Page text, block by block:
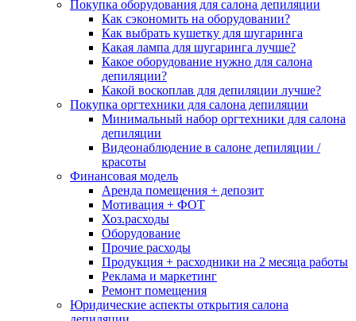
Покупка оборудования для салона депиляции
Как сэкономить на оборудовании?
Как выбрать кушетку для шугаринга
Какая лампа для шугаринга лучше?
Какое оборудование нужно для салона
депиляции?
Какой воскоплав для депиляции лучше?
Покупка оргтехники для салона депиляции
Минимальный набор оргтехники для салона
депиляции
Видеонаблюдение в салоне депиляции /
красоты
Финансовая модель
Аренда помещения + депозит
Мотивация + ФОТ
Хоз.расходы
Оборудование
Прочие расходы
Продукция + расходники на 2 месяца работы
Реклама и маркетинг
Ремонт помещения
Юридические аспекты открытия салона